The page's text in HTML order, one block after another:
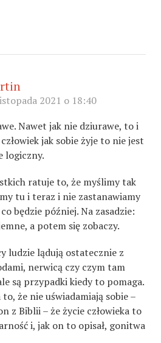
2021 o 18:40
Nawet jak nie dziurawe, to i
jak sobie żyje to nie jest
logiczny.
ratuje to, że myślimy tak
tu i teraz i nie zastanawiamy
będzie później. Na zasadzie:
a potem się zobaczy.
ludzie lądują ostatecznie z
nerwicą czy czym tam
są przypadki kiedy to pomaga.
że nie uświadamiają sobie –
z Biblii – że życie człowieka to
i, jak on to opisał, gonitwa